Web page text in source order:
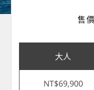
售價
大人
NT$69,900